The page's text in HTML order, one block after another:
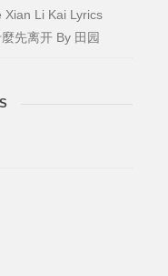
Xian Li Kai Lyrics
先离开 By 田园